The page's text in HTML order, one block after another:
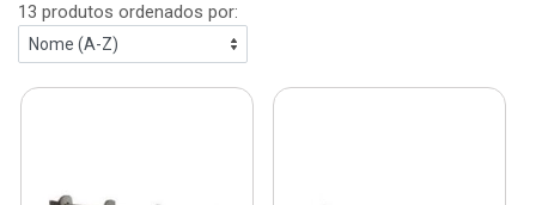
13 produtos ordenados por: